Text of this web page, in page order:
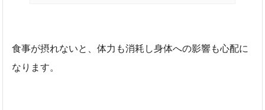
食事が摂れないと、体力も消耗し身体への影響も心配に
なります。